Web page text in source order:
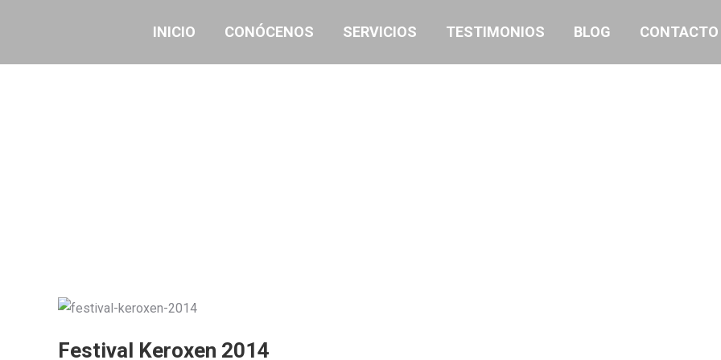
INICIO CONÓCENOS SERVICIOS TESTIMONIOS BLOG CONTACTO
Festival Keroxen 2014